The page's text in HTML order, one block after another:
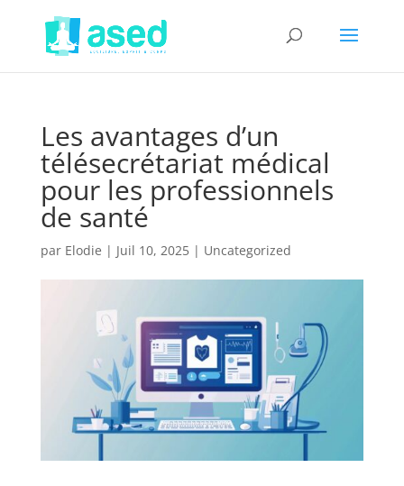
Les avantages d’un
télésecrétariat médical
pour les professionnels
de santé
par Elodie | Juil 10, 2025| Uncategorized